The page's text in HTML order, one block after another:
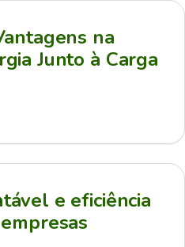
na
Junto à Carga
e eficiência